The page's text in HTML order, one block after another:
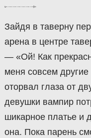
Зайдя в таверну
арена в центре
— «Ой! Как
меня совсем
оторвал глаза от
девушки вампир
шикарное платье и
она. Пока парень